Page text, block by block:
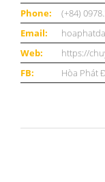
Phone:
(+84)
Email:
Web:
https://
FB:
Hòa Phát